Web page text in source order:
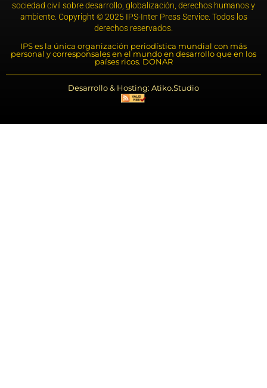
sociedad civil sobre desarrollo, globalización, derechos humanos y
ambiente. Copyright © 2025 IPS-Inter Press Service. Todos los
derechos reservados.
IPS es la única organización periodística mundial con más
personal y corresponsales en el mundo en desarrollo que en los
países ricos. DONAR
Desarrollo & Hosting: Atiko.Studio